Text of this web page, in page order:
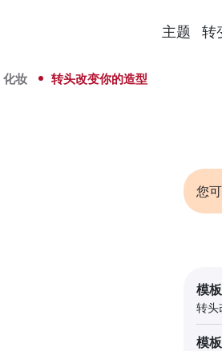
主题 转
化妆 转头改变你的造型
您
模
转头
模